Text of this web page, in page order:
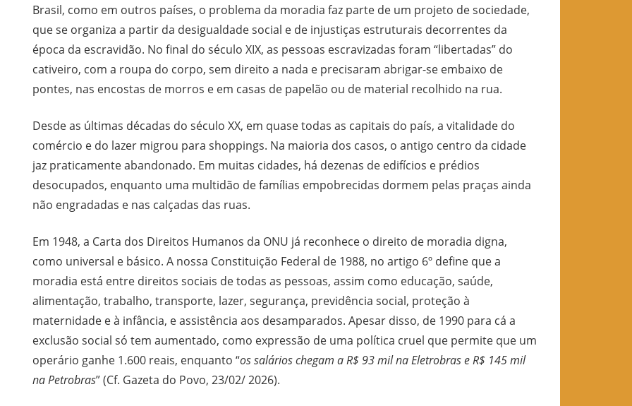
Brasil, como em outros países, o problema da moradia faz parte de um projeto de sociedade,
que se organiza a partir da desigualdade social e de injustiças estruturais decorrentes da
época da escravidão. No final do século XIX, as pessoas escravizadas foram “libertadas” do
cativeiro, com a roupa do corpo, sem direito a nada e precisaram abrigar-se embaixo de
pontes, nas encostas de morros e em casas de papelão ou de material recolhido na rua.
Desde as últimas décadas do século XX, em quase todas as capitais do país, a vitalidade do
comércio e do lazer migrou para shoppings. Na maioria dos casos, o antigo centro da cidade
jaz praticamente abandonado. Em muitas cidades, há dezenas de edifícios e prédios
desocupados, enquanto uma multidão de famílias empobrecidas dormem pelas praças ainda
não engradadas e nas calçadas das ruas.
Em 1948, a Carta dos Direitos Humanos da ONU já reconhece o direito de moradia digna,
como universal e básico. A nossa Constituição Federal de 1988, no artigo 6º define que a
moradia está entre direitos sociais de todas as pessoas, assim como educação, saúde,
alimentação, trabalho, transporte, lazer, segurança, previdência social, proteção à
maternidade e à infância, e assistência aos desamparados. Apesar disso, de 1990 para cá a
exclusão social só tem aumentado, como expressão de uma política cruel que permite que um
operário ganhe 1.600 reais, enquanto “os salários chegam a R$ 93 mil na Eletrobras e R$ 145 mil
na Petrobras” (Cf. Gazeta do Povo, 23/02/ 2026).